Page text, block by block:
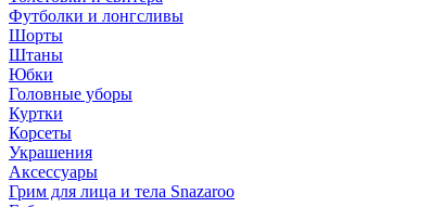
Футболки и лонгсливы
Шорты
Штаны
Юбки
Головные уборы
Куртки
Корсеты
Украшения
Аксессуары
Грим для лица и тела Snazaroo